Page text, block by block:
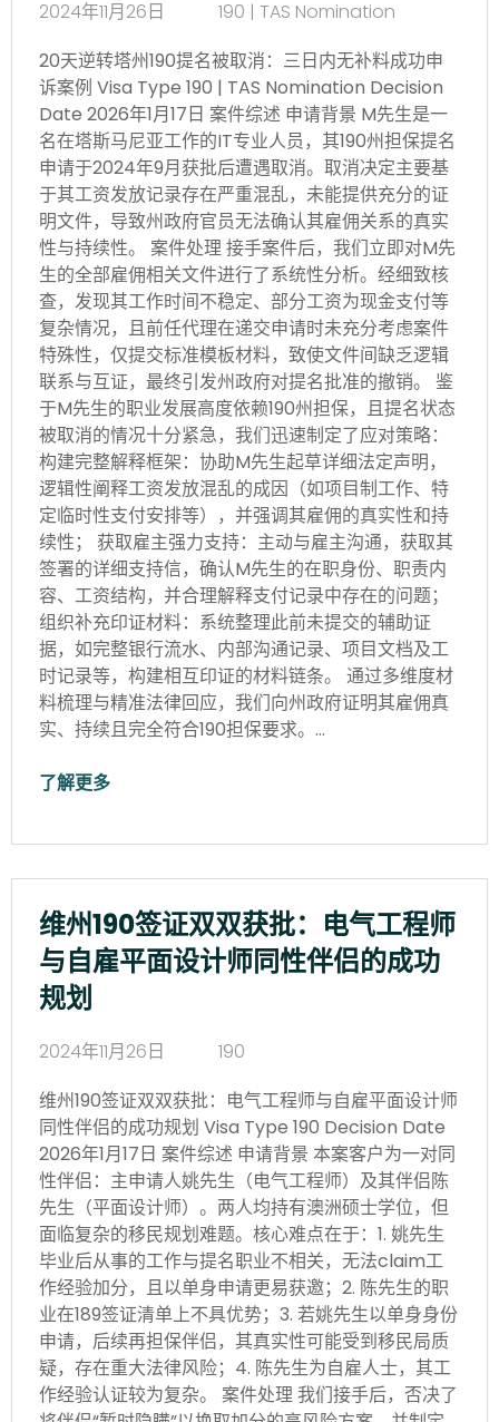
2024年11月26日
190 | TAS Nomination
20天逆转塔州190提名被取消：三日内无补料成功申
诉案例 Visa Type 190 | TAS Nomination Decision
Date 2026年1月17日 案件综述 申请背景 M先生是一
名在塔斯马尼亚工作的IT专业人员，其190州担保提名
申请于2024年9月获批后遭遇取消。取消决定主要基
于其工资发放记录存在严重混乱，未能提供充分的证
明文件，导致州政府官员无法确认其雇佣关系的真实
性与持续性。 案件处理 接手案件后，我们立即对M先
生的全部雇佣相关文件进行了系统性分析。经细致核
查，发现其工作时间不稳定、部分工资为现金支付等
复杂情况，且前任代理在递交申请时未充分考虑案件
特殊性，仅提交标准模板材料，致使文件间缺乏逻辑
联系与互证，最终引发州政府对提名批准的撤销。 鉴
于M先生的职业发展高度依赖190州担保，且提名状态
被取消的情况十分紧急，我们迅速制定了应对策略：
构建完整解释框架：协助M先生起草详细法定声明，
逻辑性阐释工资发放混乱的成因（如项目制工作、特
定临时性支付安排等），并强调其雇佣的真实性和持
续性； 获取雇主强力支持：主动与雇主沟通，获取其
签署的详细支持信，确认M先生的在职身份、职责内
容、工资结构，并合理解释支付记录中存在的问题；
组织补充印证材料：系统整理此前未提交的辅助证
据，如完整银行流水、内部沟通记录、项目文档及工
时记录等，构建相互印证的材料链条。 通过多维度材
料梳理与精准法律回应，我们向州政府证明其雇佣真
实、持续且完全符合190担保要求。…
了解更多
维州190签证双双获批：电气工程师
与自雇平面设计师同性伴侣的成功
规划
2024年11月26日
190
维州190签证双双获批：电气工程师与自雇平面设计师
同性伴侣的成功规划 Visa Type 190 Decision Date
2026年1月17日 案件综述 申请背景 本案客户为一对同
性伴侣：主申请人姚先生（电气工程师）及其伴侣陈
先生（平面设计师）。两人均持有澳洲硕士学位，但
面临复杂的移民规划难题。核心难点在于：1. 姚先生
毕业后从事的工作与提名职业不相关，无法claim工
作经验加分，且以单身申请更易获邀；2. 陈先生的职
业在189签证清单上不具优势；3. 若姚先生以单身身份
申请，后续再担保伴侣，其真实性可能受到移民局质
疑，存在重大法律风险；4. 陈先生为自雇人士，其工
作经验认证较为复杂。 案件处理 我们接手后，否决了